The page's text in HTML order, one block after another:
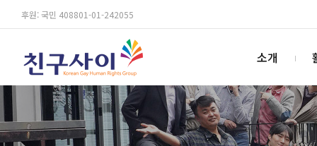
후원: 국민 408801-01-242055
소개